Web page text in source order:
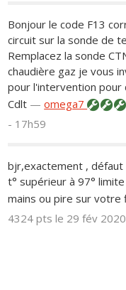
Bonjour le code F13
circuit sur la sonde de
Remplacez la sonde
chaudière gaz je vous
pour l'intervention pour
Cdlt —omega7
- 17h59
bjr,exactement , défaut
t° supérieur à 97°
mains ou pire sur votre
4324 ptsle 29 fév